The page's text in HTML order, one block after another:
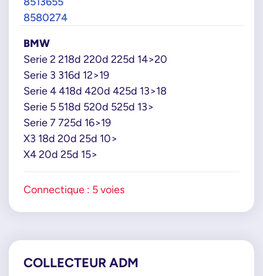
8580274
BMW
Serie 2 218d 220d 225d 14>20
Serie 3 316d 12>19
Serie 4 418d 420d 425d 13>18
Serie 5 518d 520d 525d 13>
Serie 7 725d 16>19
X3 18d 20d 25d 10>
X4 20d 25d 15>
Connectique : 5 voies
COLLECTEUR ADM